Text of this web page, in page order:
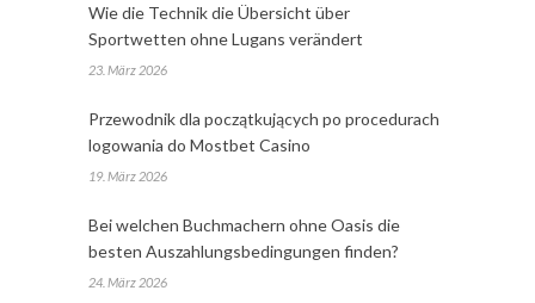
Wie die Technik die Übersicht über
Sportwetten ohne Lugans verändert
23. März 2026
Przewodnik dla początkujących po procedurach
logowania do Mostbet Casino
19. März 2026
Bei welchen Buchmachern ohne Oasis die
besten Auszahlungsbedingungen finden?
24. März 2026